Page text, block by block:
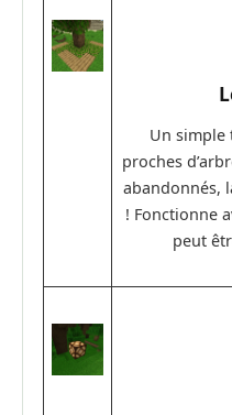
Un simple
proches
abandonnés,
! Fonctionne
peut